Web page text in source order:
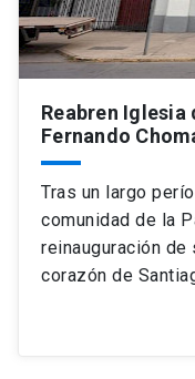
Reabren Iglesia
Fernando
Tras un largo
comunidad de la
reinauguración de
corazón de